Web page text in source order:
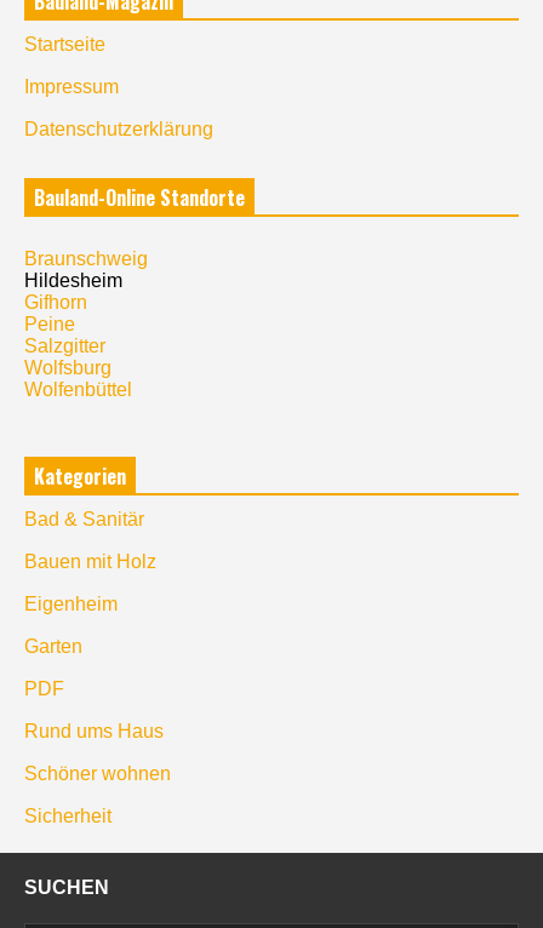
Startseite
Impressum
Datenschutzerklärung
Bauland-Online Standorte
Braunschweig
Hildesheim
Gifhorn
Peine
Salzgitter
Wolfsburg
Wolfenbüttel
Kategorien
Bad & Sanitär
Bauen mit Holz
Eigenheim
Garten
PDF
Rund ums Haus
Schöner wohnen
Sicherheit
SUCHEN